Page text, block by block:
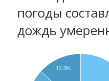
погоды
дождь
13.3%